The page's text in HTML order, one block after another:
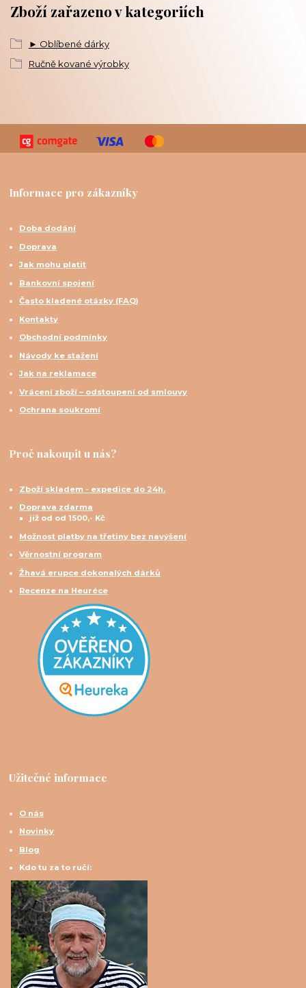
Zboží zařazeno v kategoriích
► Oblíbené dárky
Ručně kované výrobky
Informace pro zákazníky
Doba dodání
Doprava
Jak mohu platit
Bankovní spojení
Často kladené otázky (FAQ)
Kontakty
Obchodní podmínky
Návody ke stažení
Jak na reklamace
Vrácení zboží – odstoupení od smlouvy
Ochrana soukromí
Proč nakoupit u nás?
Zboží skladem - expedice do 24h.
Doprava zdarma
již od od 1500,- Kč
Možnost platby na třetiny bez navýšení
Věrnostní program
Žhavá erupce dokonalých dárků
Recenze na Heuréce
Užitečné informace
O nás
Novinky
Blog
Kdo tu za to ručí: